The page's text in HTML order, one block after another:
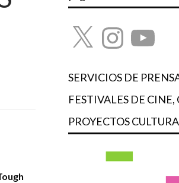
X InstagramYouTube
SERVICIOS DE
FESTIVALES DE
PROYECTOS